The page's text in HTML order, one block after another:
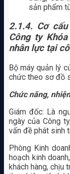
sản phẩm
2.1.4. Cơ
Công ty
nhân lực tại
Bộ máy quản lý
chức theo sơ đồ
Chức năng,
Giám đốc: Là
ngày của Công
vấn đề phát sinh
Phòng Kinh
hoạch kinh
khách hàng, chịu